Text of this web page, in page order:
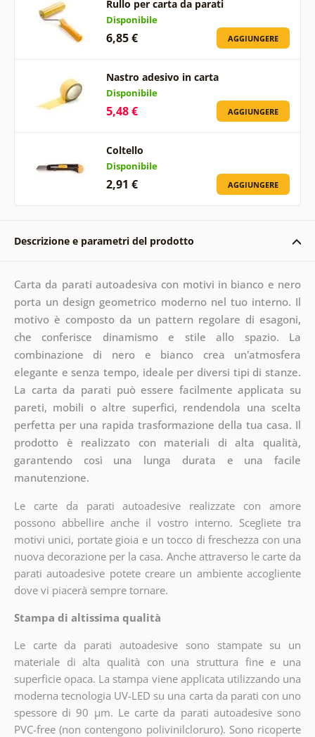
Rullo per carta da parati
Disponibile
6,85 € AGGIUNGERE
Nastro adesivo in carta
Disponibile
5,48 € AGGIUNGERE
Coltello
Disponibile
2,91 € AGGIUNGERE
Descrizione e parametri del prodotto
Carta da parati autoadesiva con motivi in bianco e nero
porta un design geometrico moderno nel tuo interno. Il
motivo è composto da un pattern regolare di esagoni,
che conferisce dinamismo e stile allo spazio. La
combinazione di nero e bianco crea un'atmosfera
elegante e senza tempo, ideale per diversi tipi di stanze.
La carta da parati può essere facilmente applicata su
pareti, mobili o altre superfici, rendendola una scelta
perfetta per una rapida trasformazione della tua casa. Il
prodotto è realizzato con materiali di alta qualità,
garantendo così una lunga durata e una facile
manutenzione.
Le carte da parati autoadesive realizzate con amore
possono abbellire anche il vostro interno. Scegliete tra
motivi unici, portate gioia e un tocco di freschezza con una
nuova decorazione per la casa. Anche attraverso le carte da
parati autoadesive potete creare un ambiente accogliente
dove vi piacerà sempre tornare.
Stampa di altissima qualità
Le carte da parati autoadesive sono stampate su un
materiale di alta qualità con una struttura fine e una
superficie opaca. La stampa viene applicata utilizzando una
moderna tecnologia UV-LED su una carta da parati con uno
spessore di 90 µm. Le carte da parati autoadesive sono
PVC-free (non contengono polivinilcloruro). Sono ricoperte